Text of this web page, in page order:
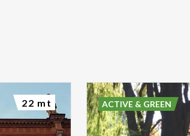
22 mt ACTIVE & GREEN